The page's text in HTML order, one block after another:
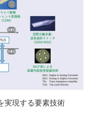
現する要素技術